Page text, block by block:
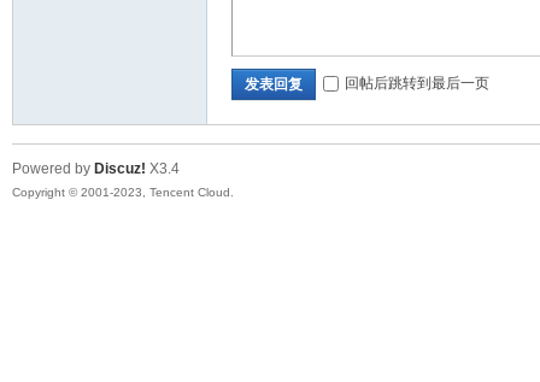
Bo
发表回复 回帖后跳转到最后一页
Powered by Discuz! X3.4
Copyright © 2001-2023, Tencent Cloud.